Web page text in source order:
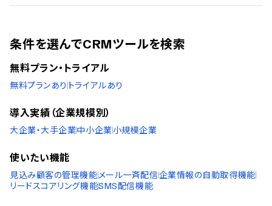
条件を選んでCRMツールを検索
無料プラン・トライアル
無料プランあり トライアルあり
導入実績（企業規模別）
大企業・大手企業中小企業小規模企業
使いたい機能
見込み顧客の管理機能メール一斉配信企業情報の自動取得機能
リードスコアリング機能SMS配信機能